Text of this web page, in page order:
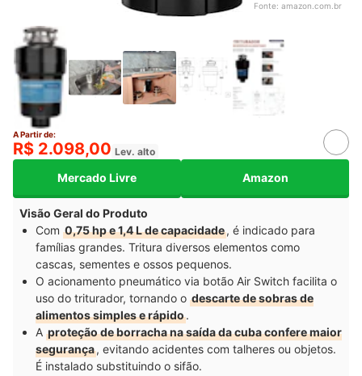
Fonte: amazon.com.br
A Partir de:
R$ 2.098,00 Lev. alto
Mercado Livre Amazon
Visão Geral do Produto
Com 0,75 hp e 1,4 L de capacidade, é indicado para
famílias grandes. Tritura diversos elementos como
cascas, sementes e ossos pequenos.
O acionamento pneumático via botão Air Switch facilita o
uso do triturador, tornando o descarte de sobras de
alimentos simples e rápido.
A proteção de borracha na saída da cuba confere maior
segurança, evitando acidentes com talheres ou objetos.
É instalado substituindo o sifão.